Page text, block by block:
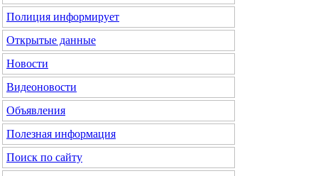
Полиция информирует
Открытые данные
Новости
Видеоновости
Объявления
Полезная информация
Поиск по сайту